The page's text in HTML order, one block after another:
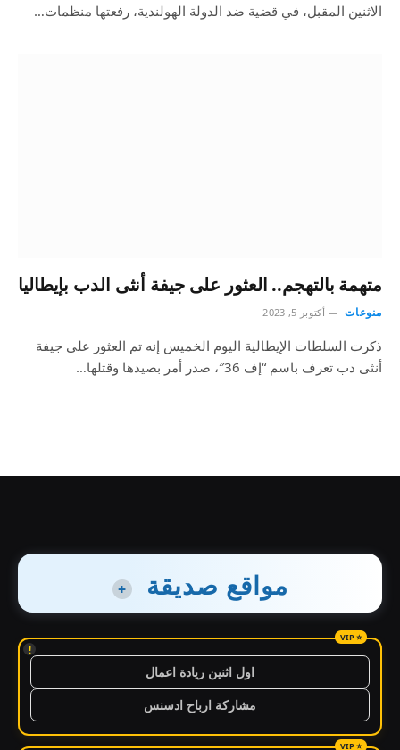
الاثنين المقبل، في قضية ضد الدولة الهولندية، رفعتها منظمات…
متهمة بالتهجم.. العثور على جيفة أنثى الدب بإيطاليا
منوعات أكتوبر 5, 2023
ذكرت السلطات الإيطالية اليوم الخميس إنه تم العثور على جيفة
أنثى دب تعرف باسم “إف 36″، صدر أمر بصيدها وقتلها…
مواقع صديقة +
!
اول اثنين ريادة اعمال
مشاركة ارباح ادسنس